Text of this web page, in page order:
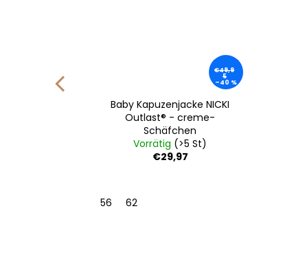
€49,9
5
–40 %
Baby Kapuzenjacke NICKI
Outlast® - creme-
Schäfchen
Vorrätig (>5 St)
€29,97
56 62